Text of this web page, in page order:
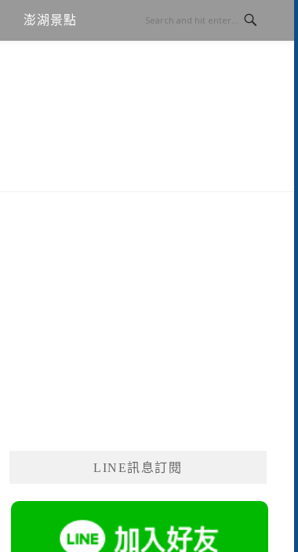
澎湖景點
LINE訊息訂閱